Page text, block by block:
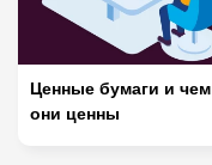
Ценные бумаги и чем
они ценны